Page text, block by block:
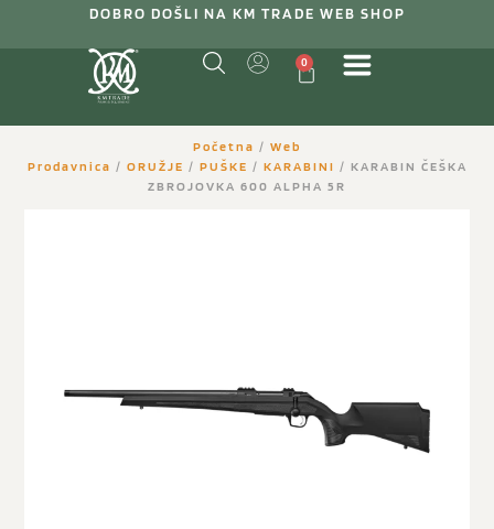
DOBRO DOŠLI NA KM TRADE WEB SHOP
0
Početna / Web
Prodavnica / ORUŽJE / PUŠKE / KARABINI / KARABIN ČEŠKA
ZBROJOVKA 600 ALPHA 5R